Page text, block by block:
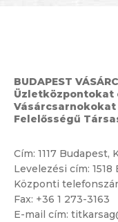
BUDAPEST
Üzletközpontokat
Felelősségű
Cím: 1117 Budapest,
Levelezési cím: 1518
Központi
Fax: +36 1 273-3163
E-mail cím: